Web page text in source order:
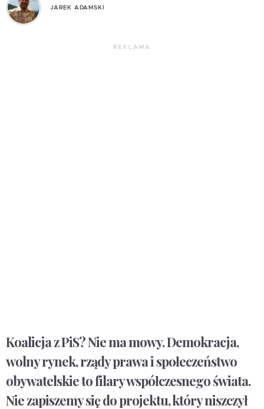
JAREK ADAMSKI
REKLAMA
Koalicja z PiS? Nie ma mowy. Demokracja,
wolny rynek, rządy prawa i społeczeństwo
obywatelskie to filary współczesnego świata.
Nie zapiszemy się do projektu, który niszczył